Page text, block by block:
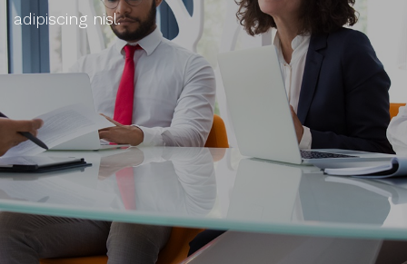
adipiscing nisl.